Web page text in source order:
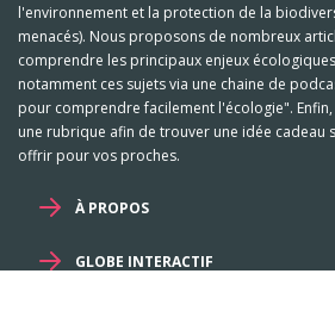
l'environnement et la protection de la
menacés). Nous proposons de nombreux
comprendre les principaux enjeux
notamment ces sujets via une chaine de
pour comprendre facilement l'écologie".
une rubrique afin de trouver une idée cadeau
offrir pour vos proches.
À PROPOS
GLOBE INTERACTIF